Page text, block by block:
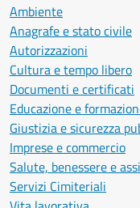
Ambiente
Anagrafe e stato civile
Autorizzazioni
Cultura e tempo libero
Documenti e certificati
Educazione e
Giustizia e sicurezza
Imprese e commercio
Salute, benessere e
Servizi Cimiteriali